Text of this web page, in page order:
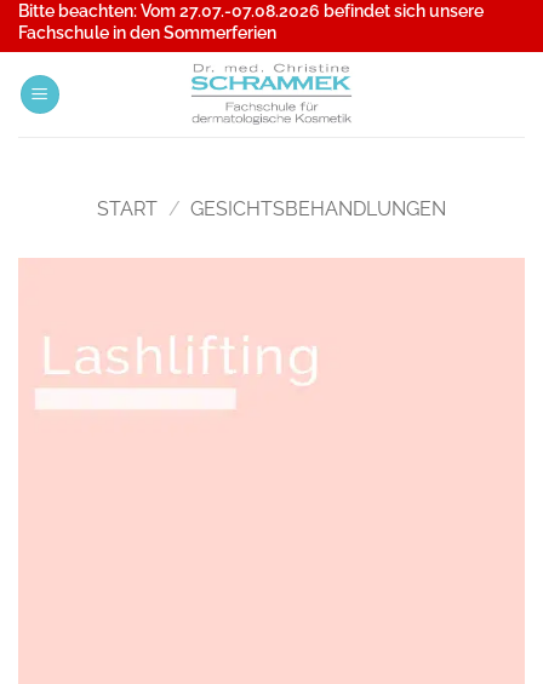
Zum
Inhalt
springen
Bitte beachten: Vom27.07.-07.08.2026 befindet sich unsere
Fachschule in den Sommerferien
START / GESICHTSBEHANDLUNGEN